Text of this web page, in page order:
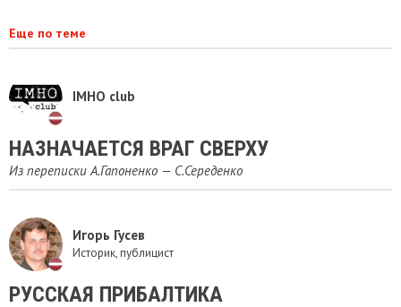
Еще по теме
IMHO club
НАЗНАЧАЕТСЯ ВРАГ СВЕРХУ
Из переписки А.Гапоненко — С.Середенко
Игорь Гусев
Историк, публицист
РУССКАЯ ПРИБАЛТИКА